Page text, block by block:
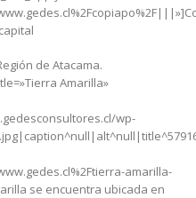
de Atacama.
Amarilla»
wp-
amarilla-
se encuentra ubicada en